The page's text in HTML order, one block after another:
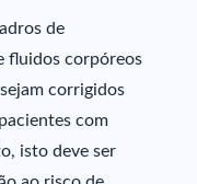
de
fluidos corpóreos
corrigidos
com
isto deve ser